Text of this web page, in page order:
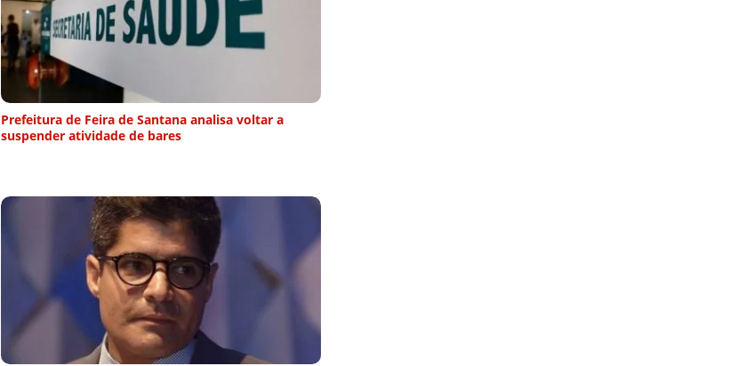
Prefeitura de Feira de Santana analisa voltar a
suspender atividade de bares